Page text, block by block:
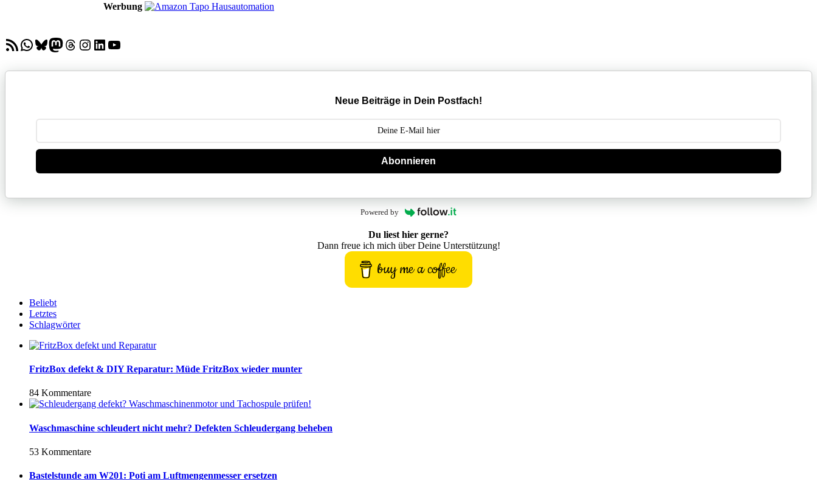
Werbung
RSS-FeedWhatsApp
Bluesky
Mastodon
Threads
Instagram
LinkedIn
YouTube
Neue Beiträge in Dein Postfach!
Abonnieren
Powered by
Du liest hier gerne?
Dann freue ich mich über Deine Unterstützung!
buy me a coffee
Beliebt
Letztes
Schlagwörter
FritzBox defekt & DIY Reparatur: Müde FritzBox wieder munter
84 Kommentare
Waschmaschine schleudert nicht mehr? Defekten Schleudergang beheben
53 Kommentare
Bastelstunde am W201: Poti am Luftmengenmesser ersetzen